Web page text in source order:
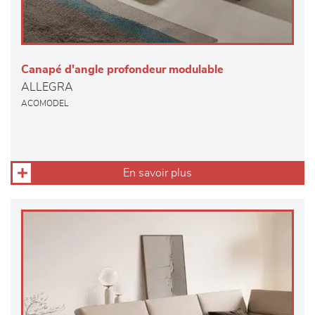
Canapé d'angle profondeur modulable
ALLEGRA
ACOMODEL
En savoir plus